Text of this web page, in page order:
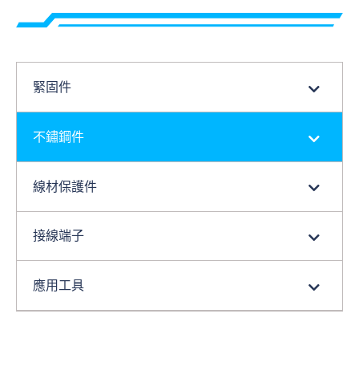
緊固件
不鏽鋼件
線材保護件
接線端子
應用工具